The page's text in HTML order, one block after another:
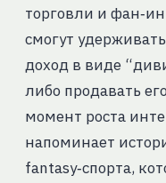
торговли и
смогут
доход в виде
либо продавать
момент роста
напоминает
fantasy‑спорта,